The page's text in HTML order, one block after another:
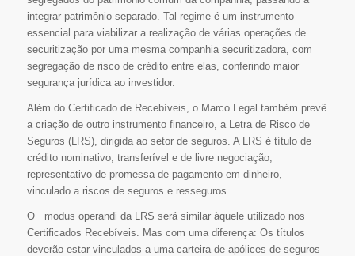
integrar patrimônio separado. Tal regime é um instrumento
essencial para viabilizar a realização de várias operações de
securitização por uma mesma companhia securitizadora, com
segregação de risco de crédito entre elas, conferindo maior
segurança jurídica ao investidor.
Além do Certificado de Recebíveis, o Marco Legal também prevê
a criação de outro instrumento financeiro, a Letra de Risco de
Seguros (LRS), dirigida ao setor de seguros. A LRS é título de
crédito nominativo, transferível e de livre negociação,
representativo de promessa de pagamento em dinheiro,
vinculado a riscos de seguros e resseguros.
O modus operandi da LRS será similar àquele utilizado nos
Certificados Recebíveis. Mas com uma diferença: Os títulos
deverão estar vinculados a uma carteira de apólices de seguros